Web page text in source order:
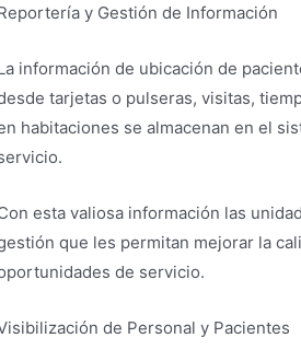
y Gestión de Información
información de ubicación de
tarjetas o pulseras, visitas,
habitaciones se almacenan en el
esta valiosa información las
que les permitan mejorar la
de servicio.
de Personal y Pacientes